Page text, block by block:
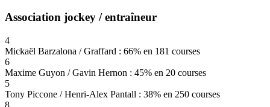
Association jockey / entraîneur
4
Mickaël Barzalona / Graffard : 66% en 181 courses
6
Maxime Guyon / Gavin Hernon : 45% en 20 courses
5
Tony Piccone / Henri-Alex Pantall : 38% en 250 courses
8